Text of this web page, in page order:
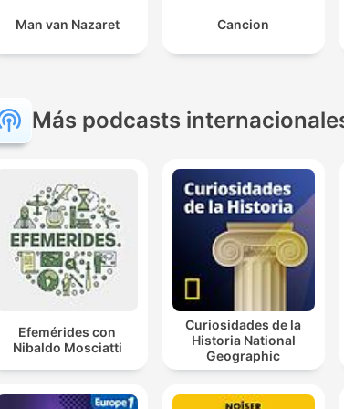
Man van Nazaret Cancion
Más podcasts
Efemérides con
Nibaldo Mosciatti
Curiosidades de la
Historia National
Geographic